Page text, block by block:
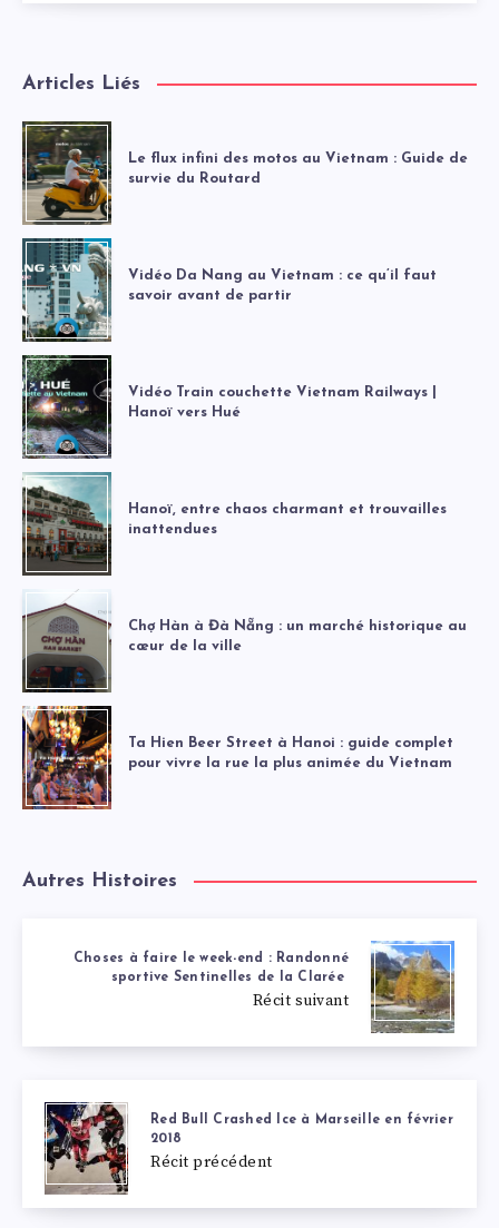
Articles Liés
Le flux infini des motos au Vietnam : Guide de
survie du Routard
Vidéo Da Nang au Vietnam : ce qu’il faut
savoir avant de partir
Vidéo Train couchette Vietnam Railways |
Hanoï vers Hué
Hanoï, entre chaos charmant et trouvailles
inattendues
Chợ Hàn à Đà Nẵng : un marché historique au
cœur de la ville
Ta Hien Beer Street à Hanoi : guide complet
pour vivre la rue la plus animée du Vietnam
Autres Histoires
Choses à faire le week-end : Randonné
sportive Sentinelles de la Clarée
Récit suivant
Red Bull Crashed Ice à Marseille en février
2018
Récit précédent